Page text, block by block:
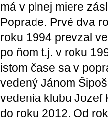
má v plnej miere
Poprade. Prvé dva
roku 1994 prevzal
po ňom t.j. v roku
istom čase sa v
vedený Jánom
vedenia klubu Jozef
do roku 2012. Od